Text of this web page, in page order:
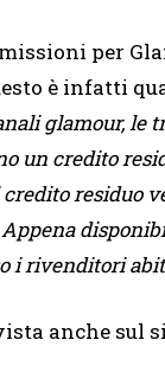
per
è infatti
glamour, le
un credito
credito
Appena
i rivenditori
anche sul